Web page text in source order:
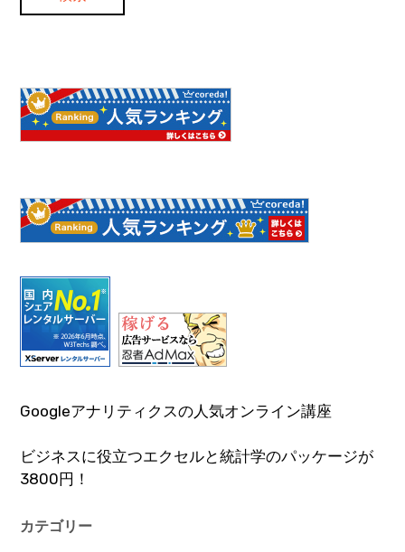
Googleアナリティクスの人気オンライン講座
ビジネスに役立つエクセルと統計学のパッケージが
3800円！
カテゴリー